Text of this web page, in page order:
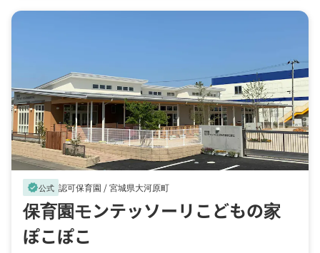
verified公式 認可保育園 /宮城県大河原町
保育園モンテッソーリこどもの家
ぽこぽこ